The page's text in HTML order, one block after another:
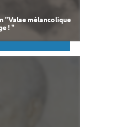
"Valse mélancolique
! "